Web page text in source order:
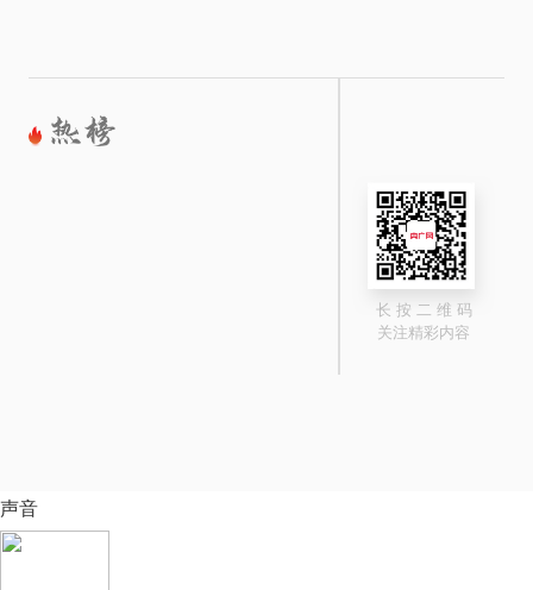
长 按 二 维 码
关注精彩内容
声音